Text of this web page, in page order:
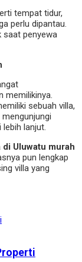
tempat tidur,
perlu dipantau.
saat penyewa
memilikinya.
sebuah villa,
lanjut.
di Uluwatu murah
pun lengkap
villa yang